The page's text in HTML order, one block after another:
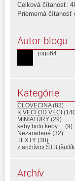
Celková čítanosť:
Priemerná čítanosť
Autor blogu
jogo64
Kategórie
ČLOVEČINA(83)
K VECI OD VECI
MINIATÚRY (29)
keby bolo keby… (9)
Nezaradené (32)
TEXTY (30)
z archívov ŠTB
Archív